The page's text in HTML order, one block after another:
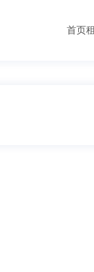
首页